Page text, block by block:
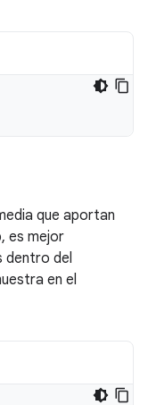
que aportan
es mejor
dentro del
en el